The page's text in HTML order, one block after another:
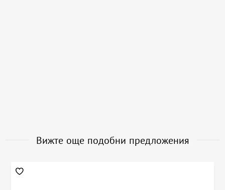
Вижте още подобни предложения